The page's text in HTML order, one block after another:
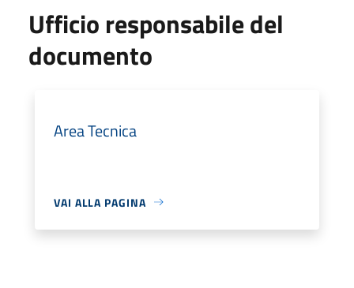
Ufficio responsabile del
documento
Area Tecnica
VAI ALLA PAGINA